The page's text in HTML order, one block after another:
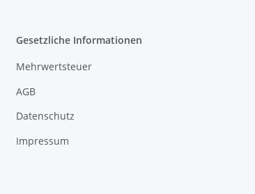
Gesetzliche Informationen
Mehrwertsteuer
AGB
Datenschutz
Impressum